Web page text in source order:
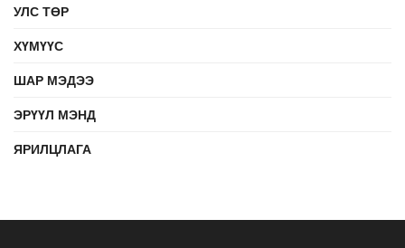
УЛС ТӨР
ХҮМҮҮС
ШАР МЭДЭЭ
ЭРҮҮЛ МЭНД
ЯРИЛЦЛАГА